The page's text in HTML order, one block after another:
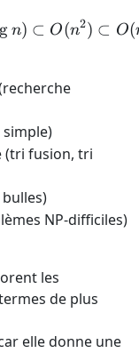
O(\log n)
g n) ⊂ O(n2) ⊂ O(
(tri fusion, tri
NP-difficiles)
les
de plus
elle donne une